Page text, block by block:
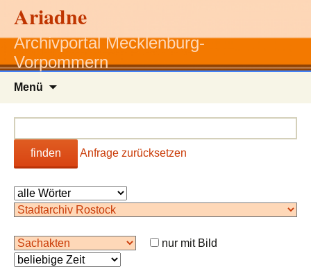
Ariadne
Archivportal Mecklenburg-
Vorpommern
Menü
finden Anfrage zurücksetzen
nur mit Bild